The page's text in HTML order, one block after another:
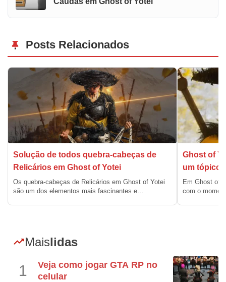
Posts Relacionados
Solução de todos quebra-cabeças de
Relicários em Ghost of Yotei
Os quebra-cabeças de Relicários em Ghost of Yotei
são um dos elementos mais fascinantes e…
Ghost of
um tópico
Em Ghost of
com o
Maislidas
1
Veja como jogar GTA RP no
celular